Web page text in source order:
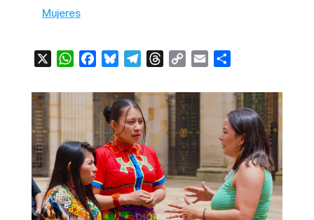
Mujeres
WhatsApp
FacebookBlueskyTelegramThreads
Copy Email